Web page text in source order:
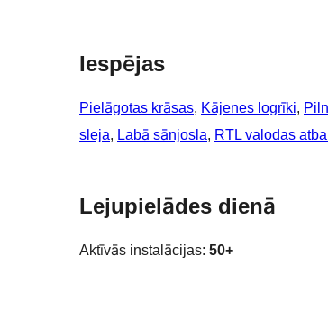
Iespējas
Pielāgotas krāsas, Kājenes logrīki,
sleja, Labā sānjosla, RTL valodas
Lejupielādes dienā
Aktīvās instalācijas: 50+